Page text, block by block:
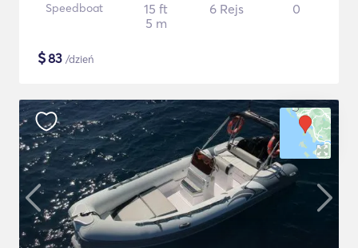
Speedboat
15 ft
5 m
6 Rejs 0
$83 /dzień